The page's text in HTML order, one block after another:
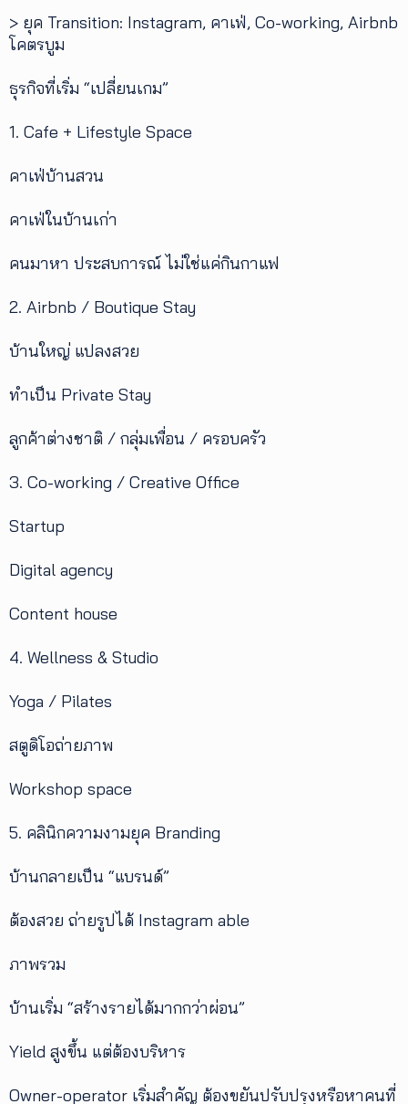
> ยุค Transition: Instagram, คาเฟ่, Co-working, Airbnb
โคตรบูม
ธุรกิจที่เริ่ม “เปลี่ยนเกม”
1. Cafe + Lifestyle Space
คาเฟ่บ้านสวน
คาเฟ่ในบ้านเก่า
คนมาหา ประสบการณ์ ไม่ใช่แค่กินกาแฟ
2. Airbnb / Boutique Stay
บ้านใหญ่ แปลงสวย
ทำเป็น Private Stay
ลูกค้าต่างชาติ / กลุ่มเพื่อน / ครอบครัว
3. Co-working / Creative Office
Startup
Digital agency
Content house
4. Wellness & Studio
Yoga / Pilates
สตูดิโอถ่ายภาพ
Workshop space
5. คลินิกความงามยุค Branding
บ้านกลายเป็น “แบรนด์”
ต้องสวย ถ่ายรูปได้ Instagram able
ภาพรวม
บ้านเริ่ม “สร้างรายได้มากกว่าผ่อน”
Yield สูงขึ้น แต่ต้องบริหาร
Owner-operator เริ่มสำคัญ ต้องขยันปรับปรุงหรือหาคนที่